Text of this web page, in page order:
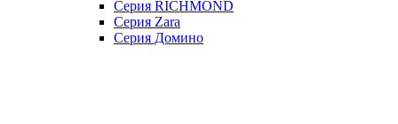
Серия RICHMOND
Серия Zara
Серия Домино